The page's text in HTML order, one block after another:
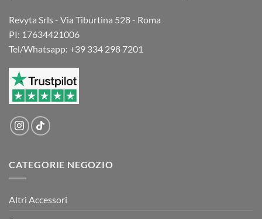
Revyta Srls - Via Tiburtina 528 - Roma
PI: 17634421006
Tel/Whatsapp: +39 334 298 7201
CATEGORIE NEGOZIO
Altri Accessori